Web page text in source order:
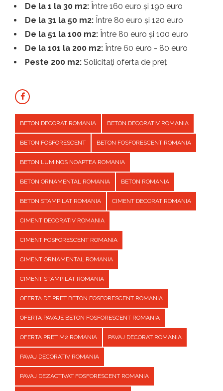
De la 1 la 30 m2: Între 160 euro și 190 euro
De la 31 la 50 m2: Între 80 euro și 120 euro
De la 51 la 100 m2: Între 80 euro și 100 euro
De la 101 la 200 m2: Între 60 euro - 80 euro
Peste 200 m2: Solicitați oferta de preț
BETON DECORAT ROMANIA BETON DECORATIV ROMANIA
BETON FOSFORESCENT BETON FOSFORESCENT ROMANIA
BETON LUMINOS NOAPTEA ROMANIA
BETON ORNAMENTAL ROMANIA BETON ROMANIA
BETON STAMPILAT ROMANIA CIMENT DECORAT ROMANIA
CIMENT DECORATIV ROMANIA
CIMENT FOSFORESCENT ROMANIA
CIMENT ORNAMENTAL ROMANIA
CIMENT STAMPILAT ROMANIA
OFERTA DE PRET BETON FOSFORESCENT ROMANIA
OFERTA PAVAJE BETON FOSFORESCENT ROMANIA
OFERTA PRET M2 ROMANIA PAVAJ DECORAT ROMANIA
PAVAJ DECORATIV ROMANIA
PAVAJ DEZACTIVAT FOSFORESCENT ROMANIA